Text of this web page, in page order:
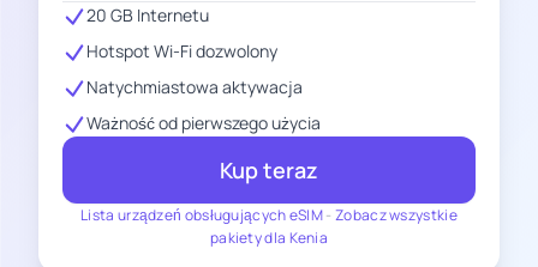
Lista urządzeń obsługujących eSIM- Zobacz wszystkie
pakiety dla Kenia
20 GB Internetu
Hotspot Wi-Fi dozwolony
Natychmiastowa aktywacja
Ważność od pierwszego użycia
Kup teraz